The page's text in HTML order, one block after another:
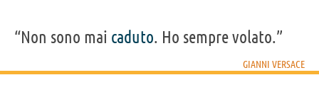
“Non sono mai caduto. Ho sempre volato.”
GIANNI VERSACE